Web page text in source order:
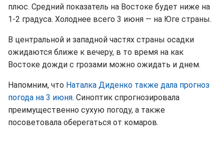
плюс. Средний показатель на Востоке будет ниже на
1-2 градуса. Холоднее всего 3 июня — на Юге страны.
В центральной и западной частях страны осадки
ожидаются ближе к вечеру, в то время на как
Востоке дожди с грозами можно ожидать и днем.
Напомним, что Наталка Диденко также дала прогноз
погода на 3 июня. Синоптик спрогнозировала
преимущественно сухую погоду, а также
посоветовала оберегаться от комаров.